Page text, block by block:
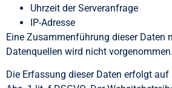
Uhrzeit der Serveranfrage
IP-Adresse
Eine Zusammenführung dieser Daten
Datenquellen wird nicht vorgenommen.
Die Erfassung dieser Daten erfolgt